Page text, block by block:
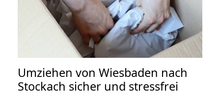
Umziehen von Wiesbaden nach
Stockach sicher und stressfrei